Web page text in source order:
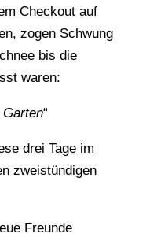
Checkout auf
zogen Schwung
bis die
waren:
“
drei Tage im
zweistündigen
Freunde